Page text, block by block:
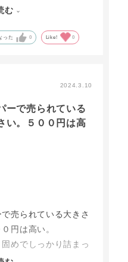
む
った 0 Like! 0
2024.3.10
ーで売られている
い。５００円は高
売られている大きさ
円は高い。
めでしっかり詰まっ
う。